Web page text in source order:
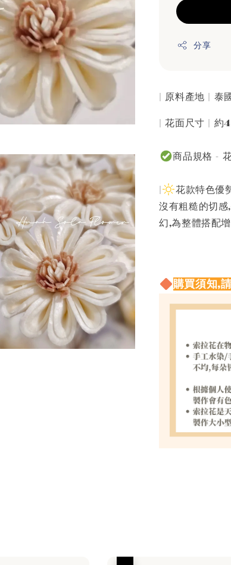
分享
| 原料產地 | 泰
| 花面尺寸 | 約
商品規格 -
|
花款特色優
沒有粗糙的切
幻,為整體搭配
購買須知,